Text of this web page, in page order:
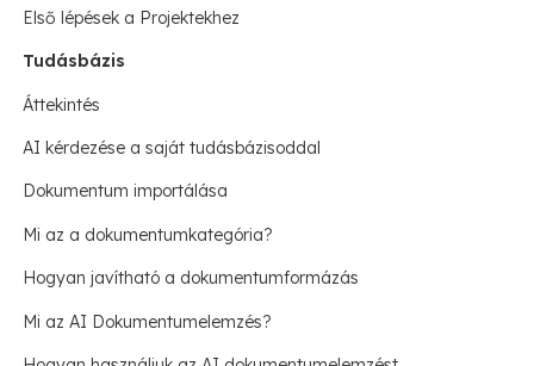
Első lépések a Projektekhez
Tudásbázis
Áttekintés
AI kérdezése a saját tudásbázisoddal
Dokumentum importálása
Mi az a dokumentumkategória?
Hogyan javítható a dokumentumformázás
Mi az AI Dokumentumelemzés?